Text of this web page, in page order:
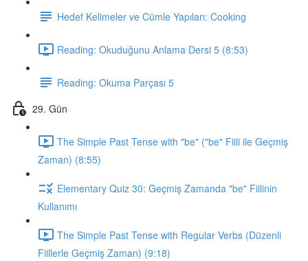
Hedef Kelimeler ve Cümle Yapıları: Cooking
Reading: Okuduğunu Anlama Dersi 5 (8:53)
Reading: Okuma Parçası 5
29. Gün
The Simple Past Tense with "be" ("be" Fiili ile Geçmiş
Zaman) (8:55)
Elementary Quiz 30: Geçmiş Zamanda "be" Fiilinin
Kullanımı
The Simple Past Tense with Regular Verbs (Düzenli
Fiillerle Geçmiş Zaman) (9:18)